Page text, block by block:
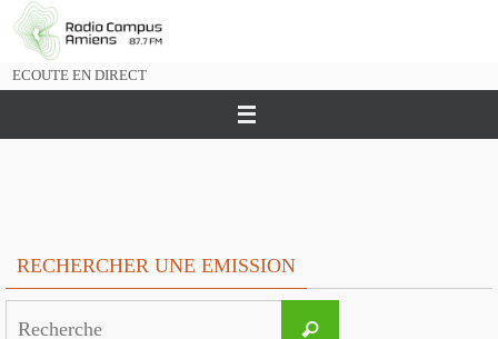
Passer
vers
ECOUTE EN DIRECT
RECHERCHER UNE EMISSION
Recherche